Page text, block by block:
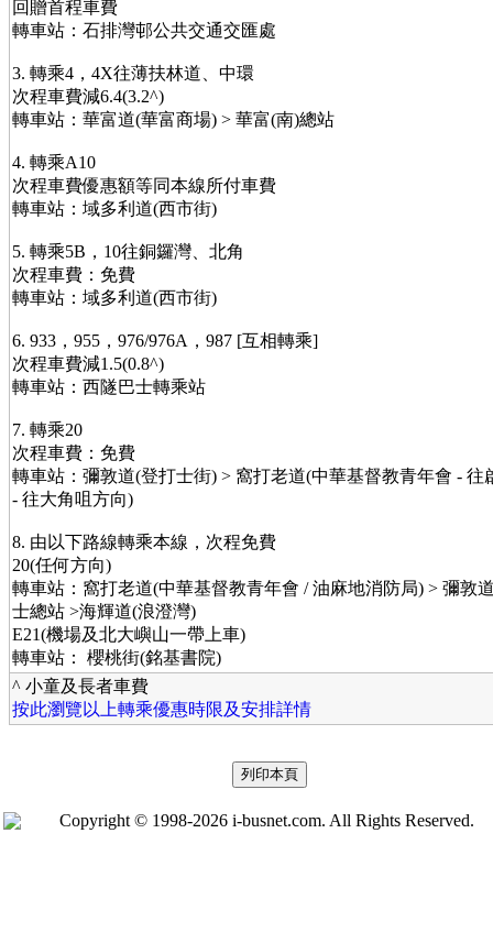
回贈首程車費
轉車站：石排灣邨公共交通交匯處
3. 轉乘4，4X往薄扶林道、中環
次程車費減6.4(3.2^)
轉車站：華富道(華富商場) > 華富(南)總站
4. 轉乘A10
次程車費優惠額等同本線所付車費
轉車站：域多利道(西市街)
5. 轉乘5B，10往銅鑼灣、北角
次程車費：免費
轉車站：域多利道(西市街)
6. 933，955，976/976A，987 [互相轉乘]
次程車費減1.5(0.8^)
轉車站：西隧巴士轉乘站
7. 轉乘20
次程車費：免費
轉車站：彌敦道(登打士街) > 窩打老道(中華基督教青年會 - 往
- 往大角咀方向)
8. 由以下路線轉乘本線，次程免費
20(任何方向)
轉車站：窩打老道(中華基督教青年會 / 油麻地消防局) > 彌敦
士總站 >海輝道(浪澄灣)
E21(機場及北大嶼山一帶上車)
轉車站： 櫻桃街(銘基書院)
^ 小童及長者車費
按此瀏覽以上轉乘優惠時限及安排詳情
Copyright © 1998-2026 i-busnet.com. All Rights Reserved.